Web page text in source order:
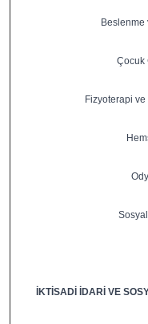
Beslenme
Çocuk
Fizyoterapi
İKTİSADİ İDARİ VE